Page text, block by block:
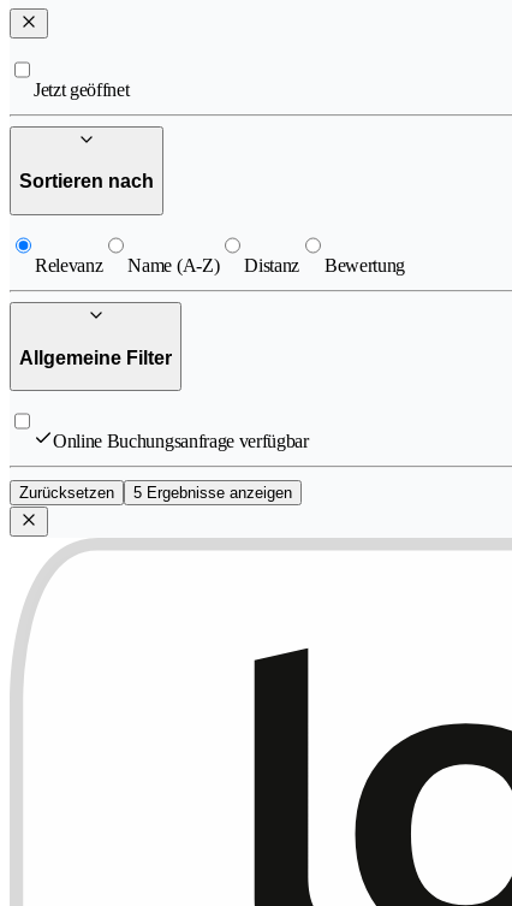
Jetzt geöffnet
Sortieren nach
Relevanz Name (A-Z) Distanz Bewertung
Allgemeine Filter
Online Buchungsanfrage verfügbar
Zurücksetzen 5 Ergebnisse anzeigen